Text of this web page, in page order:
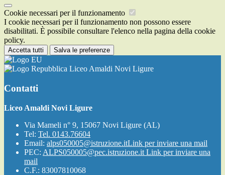
Cookie necessari per il funzionamento
I cookie necessari per il funzionamento non possono essere
disabilitati. È possibile consultare l'elenco nella pagina della cookie
policy.
Accetta tutti Salva le preferenze
Liceo Amaldi Novi Ligure
Contatti
Liceo Amaldi Novi Ligure
Via Mameli n° 9, 15067 Novi Ligure (AL)
Tel: Tel. 0143.76604
Email: alps050005@istruzione.itLink per inviare una mail
PEC: ALPS050005@pec.istruzione.it Link per inviare una
mail
C.F.: 83007810068